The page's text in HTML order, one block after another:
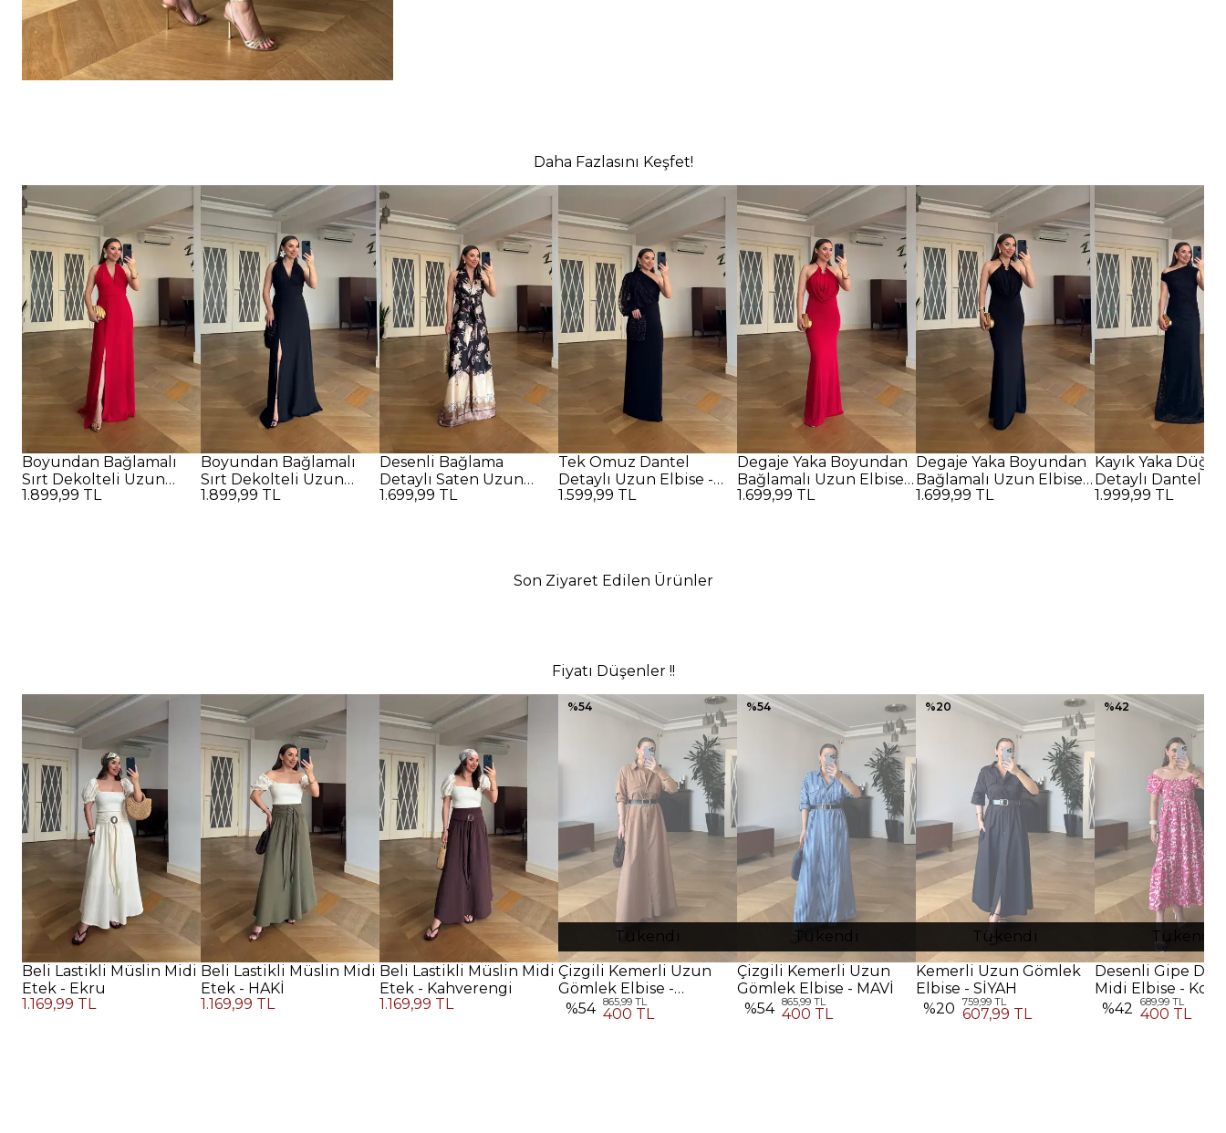
Daha Fazlasını Keşfet!
Boyundan Bağlamalı
Sırt Dekolteli Uzun
Elbise - Kırmızı
1.899,99 TL
Boyundan Bağlamalı
Sırt Dekolteli Uzun
Elbise - SİYAH
1.899,99 TL
Desenli Bağlama
Detaylı Saten Uzun
Elbise - SİYAH
1.699,99 TL
Tek Omuz Dantel
Detaylı Uzun Elbise -
SİYAH
1.599,99 TL
Degaje Yaka Boyundan
Bağlamalı Uzun Elbise -
Kırmızı
1.699,99 TL
Degaje Yaka Boyundan
Bağlamalı Uzun Elbise -
SİYAH
1.699,99 TL
Kayık Yaka
Detaylı Dantel
Elbise - SİYAH
1.999,99 TL
Son Ziyaret Edilen Ürünler
Fiyatı Düşenler !!
Beli Lastikli Müslin Midi
Etek - Ekru
1.169,99 TL
Beli Lastikli Müslin Midi
Etek - HAKİ
1.169,99 TL
Beli Lastikli Müslin Midi
Etek - Kahverengi
1.169,99 TL
Tükendi
%54
Çizgili Kemerli Uzun
Gömlek Elbise -
Kahverengi
%54 865,99 TL
400 TL
Tükendi
%54
Çizgili Kemerli Uzun
Gömlek Elbise - MAVİ
%54 865,99 TL
400 TL
Tükendi
%20
Kemerli Uzun Gömlek
Elbise - SİYAH
%20 759,99 TL
607,99 TL
Tükendi
%42
Desenli Gipe
Midi Elbise - Koyu
Pembe
%42 689,99 TL
400 TL